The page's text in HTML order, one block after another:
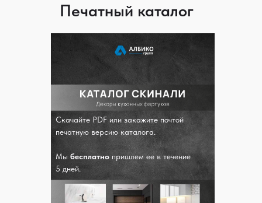
Печатный каталог
Скачайте PDF или закажите почтой
печатную версию каталога.
Мы бесплатнопришлем ее в течение
5 дней.